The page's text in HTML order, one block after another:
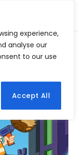
experience,
analyse our
to our use
Accept All